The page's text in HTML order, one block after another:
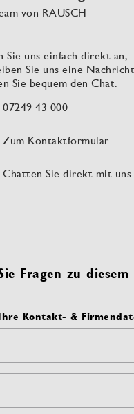
von RAUSCH
Sie uns einfach direkt an,
Sie uns eine
Sie bequem den Chat.
07249 43 000
Zum Kontaktformular
Chatten Sie direkt mit uns
Fragen zu
Kontakt- &